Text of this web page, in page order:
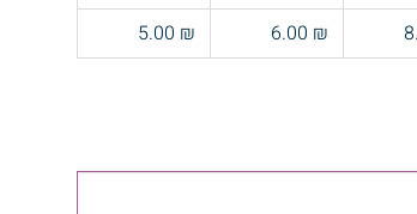
₪ 6.00
₪ 5.00